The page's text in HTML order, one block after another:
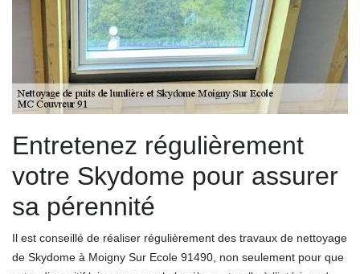
Entretenez régulièrement
votre Skydome pour assurer
sa pérennité
Il est conseillé de réaliser régulièrement des travaux de nettoyage
de Skydome à Moigny Sur Ecole 91490, non seulement pour que